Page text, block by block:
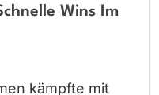
Wins Im
kämpfte mit